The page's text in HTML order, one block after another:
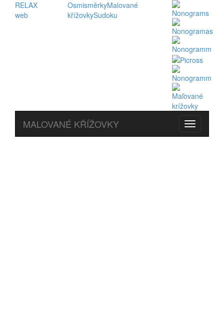
RELAX
web
OsmisměrkyMalované
křížovkySudoku
MALOVANÉ KŘÍŽOVKY